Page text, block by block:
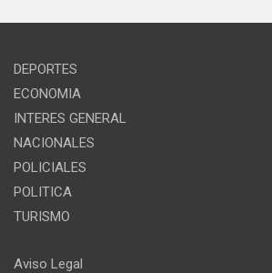
DEPORTES
ECONOMIA
INTERES GENERAL
NACIONALES
POLICIALES
POLITICA
TURISMO
Aviso Legal